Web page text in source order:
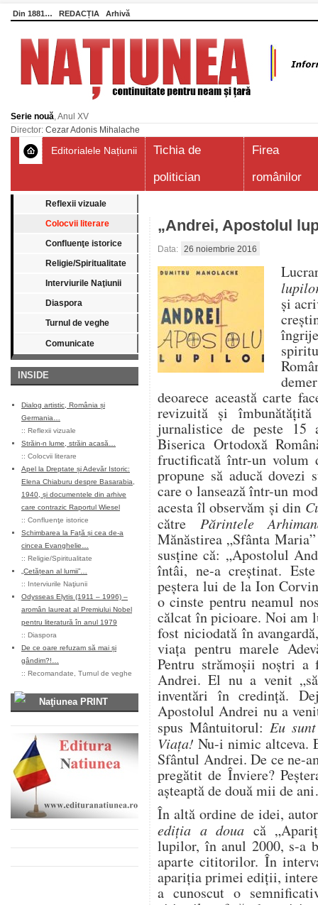
Din 1881… REDACȚIA Arhivă
Serie nouă, Anul XV
Director: Cezar Adonis Mihalache
Editorialele Națiunii
Tichia de
politician
Firea
românilor
Reflexii vizuale
Colocvii literare
Confluenţe istorice
Religie/Spiritualitate
Interviurile Naţiunii
Diaspora
Turnul de veghe
Comunicate
INSIDE
Dialog artistic, România și
Germania…
:: Reflexii vizuale
Străin-n lume, străin acasă…
:: Colocvii literare
Apel la Dreptate și Adevăr Istoric:
Elena Chiaburu despre Basarabia,
1940, și documentele din arhive
care contrazic Raportul Wiesel
:: Confluenţe istorice
Schimbarea la Față și cea de-a
cincea Evanghelie…
:: Religie/Spiritualitate
„Cetățean al lumii”…
:: Interviurile Naţiunii
Odysseas Elytis (1911 – 1996) –
aromân laureat al Premiului Nobel
pentru literatură în anul 1979
:: Diaspora
De ce oare refuzam să mai și
gândim?!…
:: Recomandate Turnul de veghe
Naţiunea PRINT
„Andrei, Apostolul
Data: 26 noiembrie 2016
şi
deoarece această carte
revizuită şi
jurnalistice de peste
Biserica Ortodoxă
fructificată într-un volum
propune să aducă dovezi
care o lansează într-un
acesta îl observăm şi din
către Părintele
Mănăstirea „Sfânta
susţine că: „Apostolul
întâi, ne-a creştinat.
peştera lui de la Ion
o cinste pentru neamul
călcat în picioare. Noi am
fost niciodată în
viaţa pentru marele
Pentru strămoşii noştri a
Andrei. El nu a venit
inventări în credinţă.
Apostolul Andrei nu a
spus Mântuitorul: Eu
Viaţa! Nu-i nimic altceva.
Sfântul Andrei. De ce ne-
pregătit de Înviere?
aşteaptă de două mii de
În altă ordine de idei,
ediţia a doua că
lupilor, în anul 2000, s-a
aparte cititorilor. În
apariţia primei ediţii,
a cunoscut o